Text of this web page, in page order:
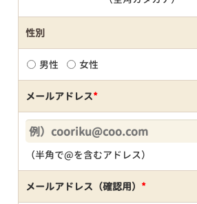
性別
男性 女性
メールアドレス*
（半角で@を含むアドレス）
メールアドレス（確認用） *